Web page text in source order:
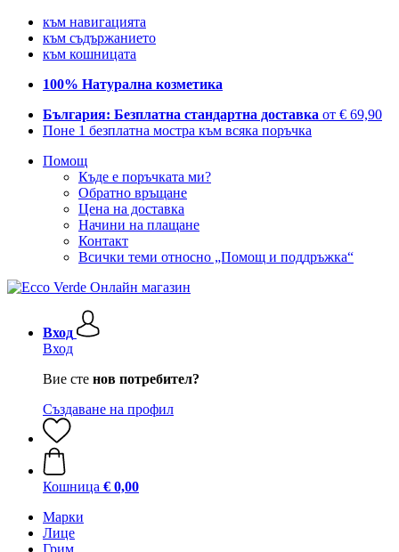
към навигацията
към съдържанието
към кошницата
100% Натурална козметика
България: Безплатна стандартна доставка от € 69,90
Поне 1 безплатна мостра към всяка поръчка
Помощ
Къде е поръчката ми?
Обратно връщане
Цена на доставка
Начини на плащане
Контакт
Всички теми относно „Помощ и поддръжка“
Вход
Вход
Вие сте нов потребител?
Създаване на профил
Кошница € 0,00
Марки
Лице
Грим